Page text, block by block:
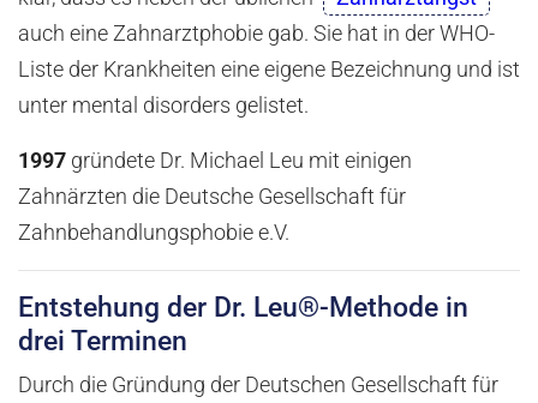
auch eine Zahnarztphobie gab. Sie hat in der WHO-
Liste der Krankheiten eine eigene Bezeichnung und ist
unter mental disorders gelistet.
1997 gründete Dr. Michael Leu mit einigen
Zahnärzten die Deutsche Gesellschaft für
Zahnbehandlungsphobie e.V.
Entstehung der Dr. Leu®-Methode in
drei Terminen
Durch die Gründung der Deutschen Gesellschaft für